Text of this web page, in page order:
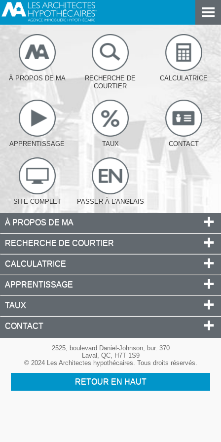
À PROPOS DE MA
RECHERCHE DE
COURTIER
CALCULATRICE
APPRENTISSAGE TAUX CONTACT
SITE COMPLET PASSER À L'ANGLAIS
À PROPOS DE MA
RECHERCHE DE COURTIER
CALCULATRICE
APPRENTISSAGE
TAUX
CONTACT
2525, boulevard Daniel-Johnson, bur. 370
Laval, QC, H7T 1S9
© 2024 Les Architectes hypothécaires. Tous droits réservés.
RETOUR EN HAUT